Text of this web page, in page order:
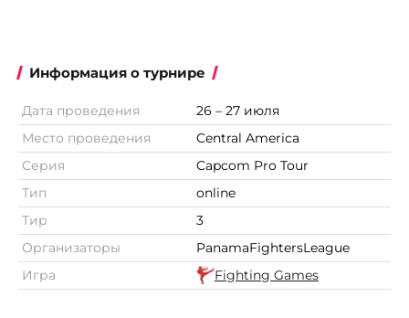
Информация о турнире
Дата проведения
26 – 27 июля
Место проведения
Central America
Серия
Capcom Pro Tour
Тип
online
Тир
3
Организаторы
PanamaFightersLeague
Игра
Fighting Games